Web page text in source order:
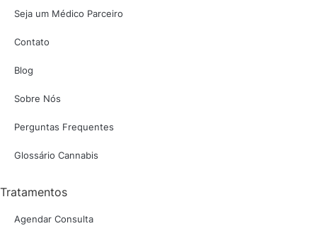
Seja um Médico Parceiro
Contato
Blog
Sobre Nós
Perguntas Frequentes
Glossário Cannabis
Tratamentos
Agendar Consulta